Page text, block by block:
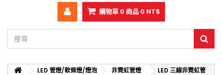
購物車 0 商品 0 NT$
LED 管燈/軟條燈/燈泡 非霓虹管燈
LED 三線非霓虹管